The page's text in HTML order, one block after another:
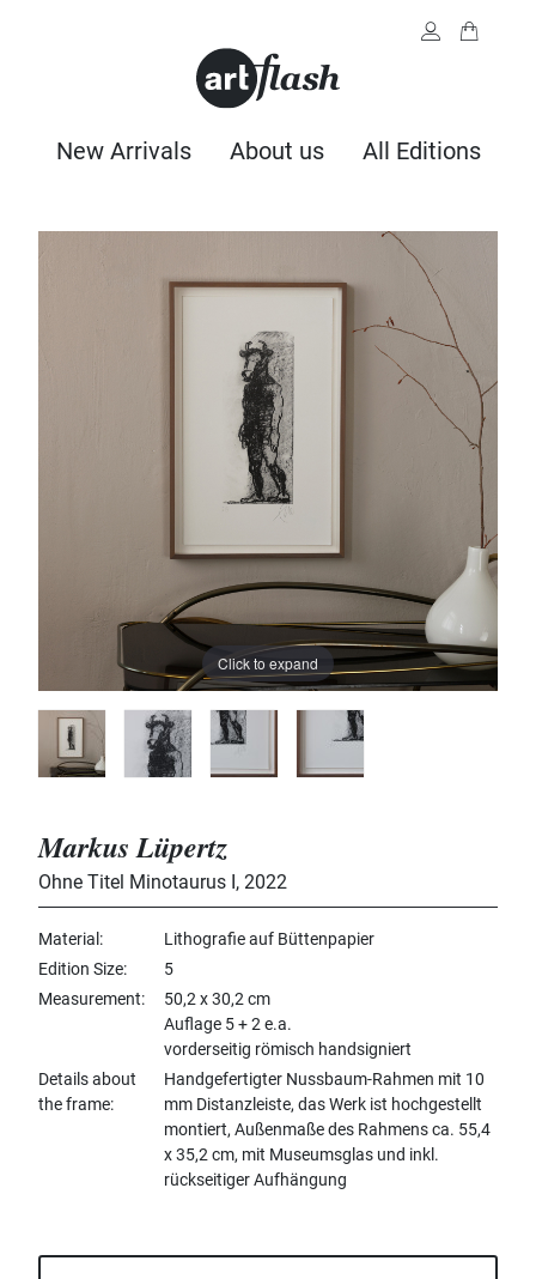
New Arrivals About us All Editions
Click to expand
Markus Lüpertz
Ohne Titel Minotaurus I , 2022
Material
Lithografie auf Büttenpapier
Edition Size
5
Measurement
50,2 x 30,2 cm
Auflage 5 + 2 e.a.
vorderseitig römisch handsigniert
Details about
the frame
Handgefertigter Nussbaum-Rahmen mit 10
mm Distanzleiste, das Werk ist hochgestellt
montiert, Außenmaße des Rahmens ca. 55,4
x 35,2 cm, mit Museumsglas und inkl.
rückseitiger Aufhängung